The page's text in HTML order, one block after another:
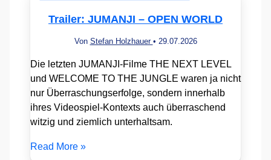
Trailer: JUMANJI – OPEN WORLD
Von Stefan Holzhauer • 29.07.2026
Die letzten JUMANJI-Filme THE NEXT LEVEL
und WELCOME TO THE JUNGLE waren ja nicht
nur Überraschungserfolge, sondern innerhalb
ihres Videospiel-Kontexts auch überraschend
witzig und ziemlich unterhaltsam.
Read More »